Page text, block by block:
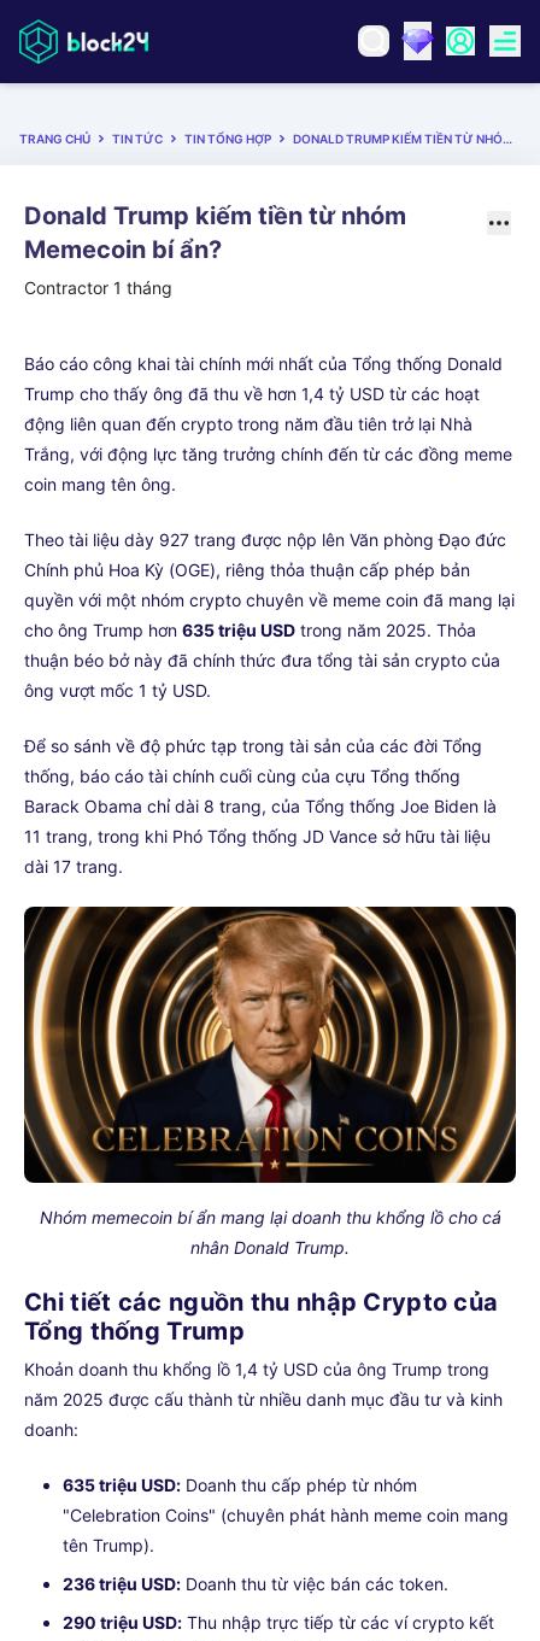
TRANG CHỦ TIN TỨC TIN TỔNG HỢP DONALD TRUMP KIẾM TIỀN TỪ NHÓM MEMECOIN BÍ ẨN?
Donald Trump kiếm tiền từ nhóm
Memecoin bí ẩn?
Contractor 1 tháng
Báo cáo công khai tài chính mới nhất của Tổng thống Donald
Trump cho thấy ông đã thu về hơn 1,4 tỷ USD từ các hoạt
động liên quan đến crypto trong năm đầu tiên trở lại Nhà
Trắng, với động lực tăng trưởng chính đến từ các đồng meme
coin mang tên ông.
Theo tài liệu dày 927 trang được nộp lên Văn phòng Đạo đức
Chính phủ Hoa Kỳ (OGE), riêng thỏa thuận cấp phép bản
quyền với một nhóm crypto chuyên về meme coin đã mang lại
cho ông Trump hơn 635 triệu USD trong năm 2025. Thỏa
thuận béo bở này đã chính thức đưa tổng tài sản crypto của
ông vượt mốc 1 tỷ USD.
Để so sánh về độ phức tạp trong tài sản của các đời Tổng
thống, báo cáo tài chính cuối cùng của cựu Tổng thống
Barack Obama chỉ dài 8 trang, của Tổng thống Joe Biden là
11 trang, trong khi Phó Tổng thống JD Vance sở hữu tài liệu
dài 17 trang.
Nhóm memecoin bí ẩn mang lại doanh thu khổng lồ cho cá
nhân Donald Trump.
Chi tiết các nguồn thu nhập Crypto của
Tổng thống Trump
Khoản doanh thu khổng lồ 1,4 tỷ USD của ông Trump trong
năm 2025 được cấu thành từ nhiều danh mục đầu tư và kinh
doanh:
635 triệu USD: Doanh thu cấp phép từ nhóm
"Celebration Coins" (chuyên phát hành meme coin mang
tên Trump).
236 triệu USD: Doanh thu từ việc bán các token.
290 triệu USD: Thu nhập trực tiếp từ các ví crypto kết